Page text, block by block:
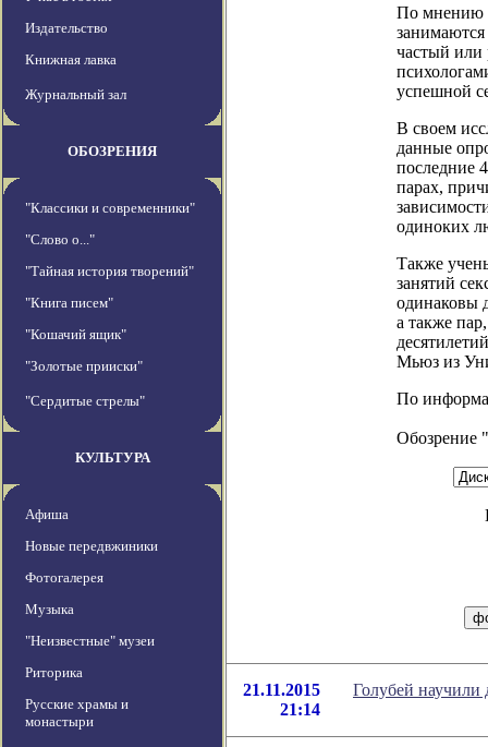
Издательство
Книжная лавка
Журнальный зал
ОБОЗРЕНИЯ
"Классики и современники"
"Слово о..."
"Тайная история творений"
"Книга писем"
"Кошачий ящик"
"Золотые прииски"
"Сердитые стрелы"
КУЛЬТУРА
Афиша
Новые передвжиники
Фотогалерея
Музыка
"Неизвестные" музеи
Риторика
Русские храмы и
монастыри
По мнению
частый или
успешной
В своем
данные
последние
парах,
одиноких
Также
занятий
одинаковы
а также
Мьюз из
По
Обозрение "
21.11.2015
21:14
Голубей научили